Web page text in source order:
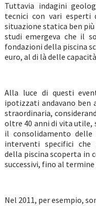
Tuttavia indagini
tecnici con vari esperti
situazione statica ben
studi emergeva che il
fondazioni della piscina
euro, al di là delle
Alla luce di questi
ipotizzati andavano ben
straordinaria,
oltre 40 anni di vita utile,
il consolidamento
interventi specifici che
della piscina scoperta in
successivi, fino al
Nel 2011, per esempio,